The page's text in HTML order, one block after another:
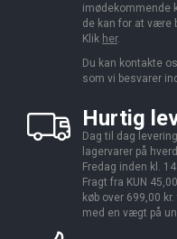
imødekommende
de kan for at være
Klik her.
Du kan kontakte
som vi besvarer
Hurtig
Dag til dag
lagervarer på
Fredag inden kl.
Fragt fra KUN
køb over 699,00
med en vægt på